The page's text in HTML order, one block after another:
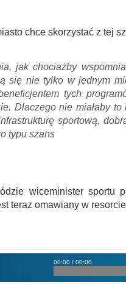
chce skorzystać z tej
jak chociażby
się nie tylko w jednym
tych
Dlaczego nie miałaby
sportową,
typu szans
wiceminister sportu
teraz omawiany w
00:00 / 00:00